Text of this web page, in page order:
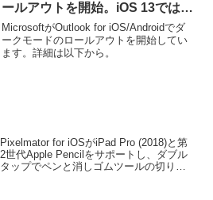
ールアウトを開始。iOS 13では
WordやExcelなどのOfficeアプリ
でも利用可能に。
MicrosoftがOutlook for iOS/Androidでダ
ークモードのロールアウトを開始してい
ます。詳細は以下から。
Pixelmator for iOSがiPad Pro (2018)と第
2世代Apple Pencilをサポートし、ダブル
タップでペンと消しゴムツールの切り替